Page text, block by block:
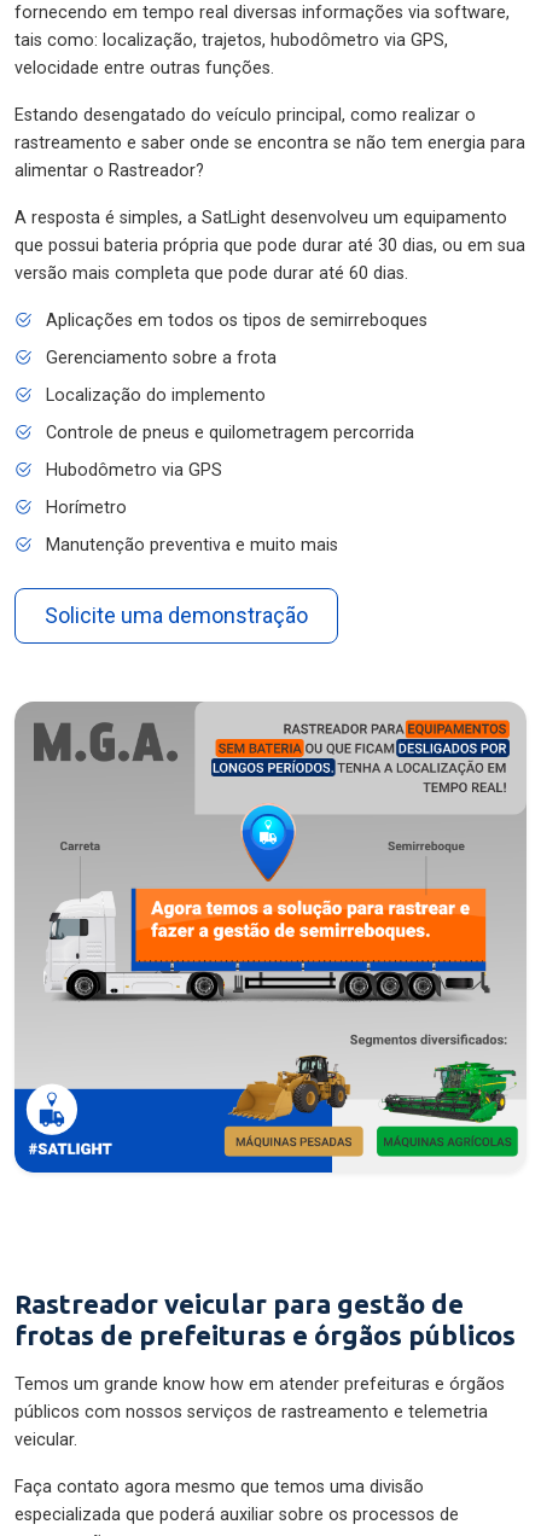
fornecendo em tempo real diversas informações via software,
tais como: localização, trajetos, hubodômetro via GPS,
velocidade entre outras funções.
Estando desengatado do veículo principal, como realizar o
rastreamento e saber onde se encontra se não tem energia para
alimentar o Rastreador?
A resposta é simples, a SatLight desenvolveu um equipamento
que possui bateria própria que pode durar até 30 dias, ou em sua
versão mais completa que pode durar até 60 dias.
Aplicações em todos os tipos de semirreboques
Gerenciamento sobre a frota
Localização do implemento
Controle de pneus e quilometragem percorrida
Hubodômetro via GPS
Horímetro
Manutenção preventiva e muito mais
Solicite uma demonstração
Rastreador veicular para gestão de
frotas de prefeituras e órgãos públicos
Temos um grande know how em atender prefeituras e órgãos
públicos com nossos serviços de rastreamento e telemetria
veicular.
Faça contato agora mesmo que temos uma divisão
especializada que poderá auxiliar sobre os processos de